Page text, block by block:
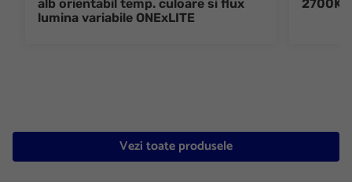
alb orientabil temp. culoare si flux
lumina variabile ONExLITE
2700K/
Vezi toate produsele